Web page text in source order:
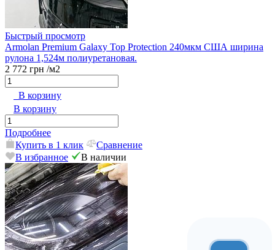
Быстрый просмотр
Armolan Premium Galaxy Top Protection 240мкм США ширина
рулона 1,524м полиуретановая.
2 772 грн /м2
В корзину
В корзину
Подробнее
Купить в 1 клик
Сравнение
В избранное
В наличии